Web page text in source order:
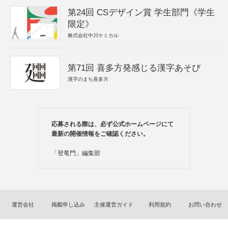
第24回 CSデザイン賞 学生部門《学生
限定》
株式会社中川ケミカル
第71回 喜多方発感じる漢字あそび
漢字のまち喜多方
応募される際は、必ず公式ホームページにて
最新の開催情報をご確認ください。
「登竜門」編集部
運営会社 掲載申し込み 主催運営ガイド 利用規約 お問い合わせ